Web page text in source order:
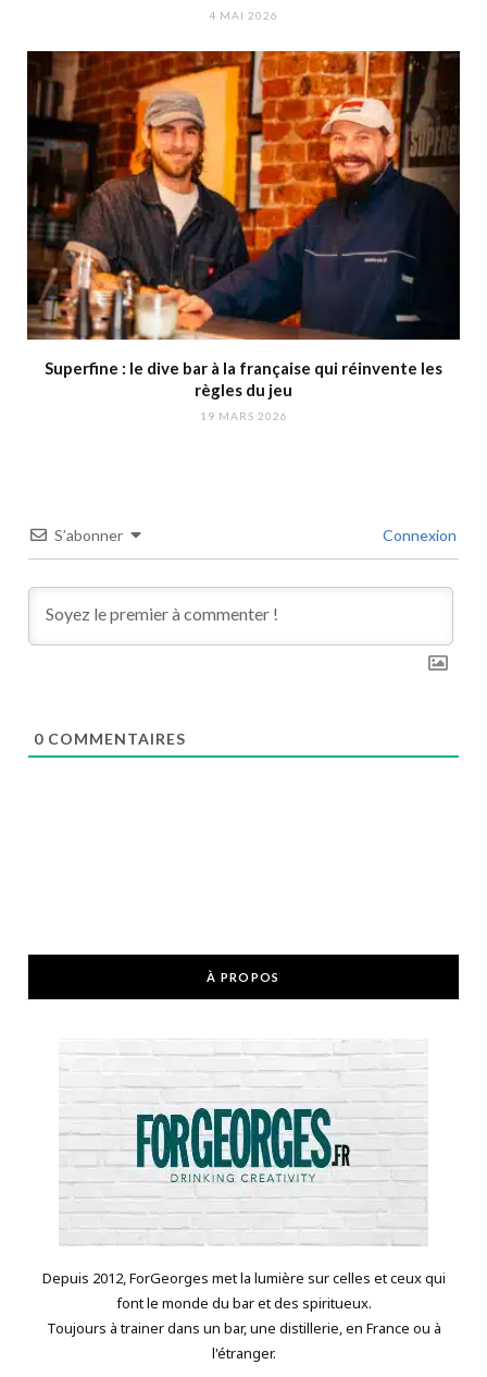
4 MAI 2026
Superfine : le dive bar à la française qui réinvente les
règles du jeu
19 MARS 2026
S’abonner Connexion
0 COMMENTAIRES
À PROPOS
Depuis 2012, ForGeorges met la lumière sur celles et ceux qui
font le monde du bar et des spiritueux.
Toujours à trainer dans un bar, une distillerie, en France ou à
l'étranger.